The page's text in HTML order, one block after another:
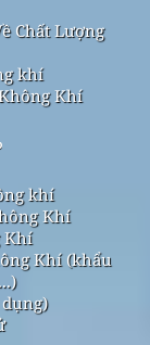
Chất Lượng
khí
Khí
khí
Khí
Khí
Khí (khẩu